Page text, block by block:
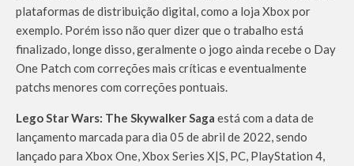
plataformas de distribuição digital, como a loja Xbox por
exemplo. Porém isso não quer dizer que o trabalho está
finalizado, longe disso, geralmente o jogo ainda recebe o Day
One Patch com correções mais críticas e eventualmente
patchs menores com correções pontuais.
Lego Star Wars: The Skywalker Saga está com a data de
lançamento marcada para dia 05 de abril de 2022, sendo
lançado para Xbox One, Xbox Series X|S, PC, PlayStation 4,